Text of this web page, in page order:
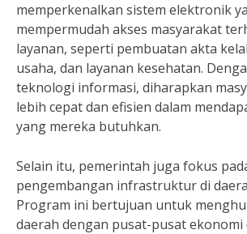
memperkenalkan sistem elektronik
mempermudah akses masyarakat
layanan, seperti pembuatan akta
usaha, dan layanan kesehatan.
teknologi informasi, diharapkan
lebih cepat dan efisien dalam
yang mereka butuhkan.
Selain itu, pemerintah juga fokus
pengembangan infrastruktur di
Program ini bertujuan untuk
daerah dengan pusat-pusat ekonomi